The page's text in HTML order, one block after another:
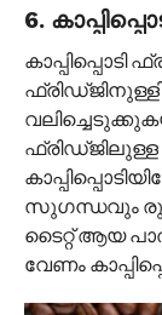
6.
കാപ്പിപ്പൊടി
ഫ്രിഡ്ജിലുള്ള
സുഗന്ധവും
ടൈറ്റ് ആയ
വേണം